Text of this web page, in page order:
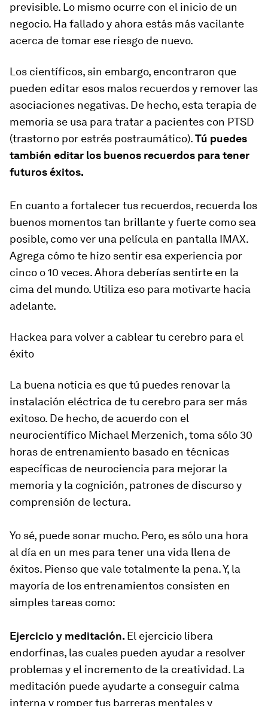
previsible. Lo mismo ocurre con el inicio de un
negocio. Ha fallado y ahora estás más vacilante
acerca de tomar ese riesgo de nuevo.
Los científicos, sin embargo, encontraron que
pueden editar esos malos recuerdos y remover las
asociaciones negativas. De hecho, esta terapia de
memoria se usa para tratar a pacientes con PTSD
(trastorno por estrés postraumático).Tú puedes
también editar los buenos recuerdos para tener
futuros éxitos.
En cuanto a fortalecer tus recuerdos, recuerda los
buenos momentos tan brillante y fuerte como sea
posible, como ver una película en pantalla IMAX.
Agrega cómo te hizo sentir esa experiencia por
cinco o 10 veces. Ahora deberías sentirte en la
cima del mundo. Utiliza eso para motivarte hacia
adelante.
Hackea para volver a cablear tu cerebro para el
éxito
La buena noticia es que tú puedes renovar la
instalación eléctrica de tu cerebro para ser más
exitoso. De hecho, de acuerdo con el
neurocientífico Michael Merzenich, toma sólo 30
horas de entrenamiento basado en técnicas
específicas de neurociencia para mejorar la
memoria y la cognición, patrones de discurso y
comprensión de lectura.
Yo sé, puede sonar mucho. Pero, es sólo una hora
al día en un mes para tener una vida llena de
éxitos. Pienso que vale totalmente la pena. Y, la
mayoría de los entrenamientos consisten en
simples tareas como:
Ejercicio y meditación. El ejercicio libera
endorfinas, las cuales pueden ayudar a resolver
problemas y el incremento de la creatividad. La
meditación puede ayudarte a conseguir calma
interna y romper tus barreras mentales y